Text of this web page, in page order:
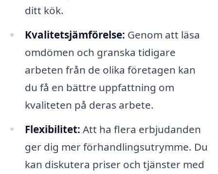
ditt kök.
Kvalitetsjämförelse: Genom att läsa
omdömen och granska tidigare
arbeten från de olika företagen kan
du få en bättre uppfattning om
kvaliteten på deras arbete.
Flexibilitet: Att ha flera erbjudanden
ger dig mer förhandlingsutrymme. Du
kan diskutera priser och tjänster med